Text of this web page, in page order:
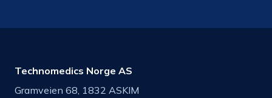
Technomedics Norge AS
Gramveien 68, 1832 ASKIM